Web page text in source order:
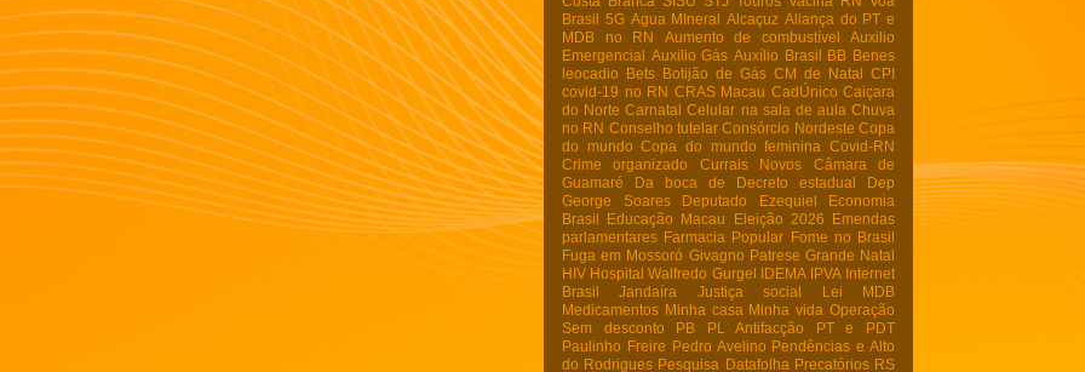
Brasil 5G Agua MIneral Alcaçuz Aliança do PT e
MDB no RN
Aumento de combustível
Auxilio
Emergencial Auxilio Gás Auxílio Brasil BB Benes
leocadio
Bets Botijão de Gás CM de Natal CPI
covid-19 no RN CRAS Macau CadÚnico Caiçara
do Norte Carnatal Celular na sala de aula Chuva
no RN Conselho tutelar Consórcio Nordeste Copa
do mundo Copa do mundo feminina
Covid-RN
Crime organizado
Currais Novos
Câmara de
Guamaré
Da boca de Decreto estadual
Dep
George Soares
Deputado Ezequiel
Economia
Brasil
Educação Macau Eleição 2026
Emendas
parlamentares Farmacia Popular Fome no Brasil
Fuga em Mossoró Givagno Patrese Grande Natal
HIV Hospital Walfredo Gurgel IDEMA IPVA Internet
Brasil
Jandaíra Justiça social Lei
MDB
Medicamentos Minha casa Minha vida Operação
Sem desconto
PB PL Antifacção
PT e PDT
Paulinho Freire Pedro Avelino Pendências e Alto
do Rodrigues Pesquisa Datafolha Precatórios RS